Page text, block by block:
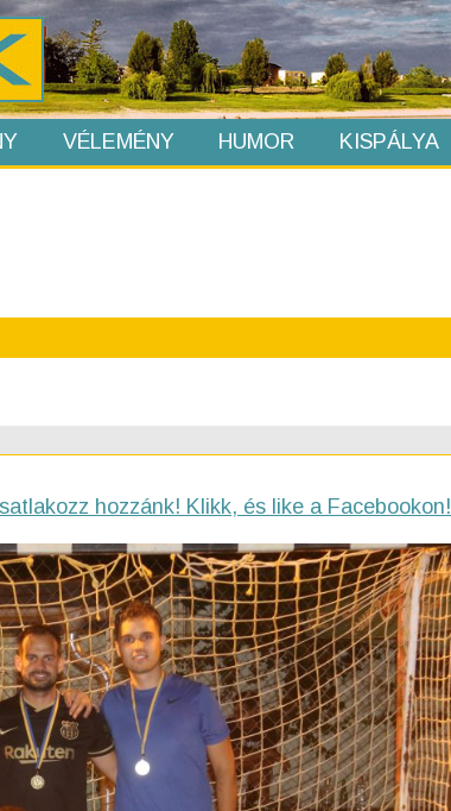
VÉLEMÉNY HUMOR KISPÁLYA
hozzánk! Klikk, és like a Facebookon!